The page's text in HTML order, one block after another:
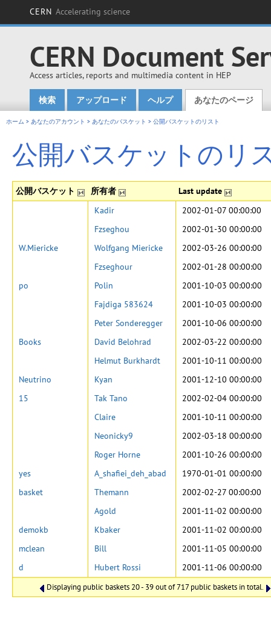
CERN Accelerating science
CERN Document
Access articles, reports and multimedia content in HEP
Main menu
検索 アップロード ヘルプ あなたのページ
ホーム > あなたのアカウント > あなたのバスケット > 公開バスケットのリスト
公開バスケットのリ
公開バスケット 所有者 Last update
Displaying public baskets 20 - 39 out of 717 public baskets in total.
Kadir
2002-01-07 00:00:00
Fzseghou
2002-01-30 00:00:00
W.Miericke
Wolfgang Miericke
2002-03-26 00:00:00
Fzseghour
2002-01-28 00:00:00
po
Polin
2001-10-03 00:00:00
Fajdiga 583624
2001-10-03 00:00:00
Peter Sonderegger
2001-10-06 00:00:00
Books
David Belohrad
2002-03-22 00:00:00
Helmut Burkhardt
2001-10-11 00:00:00
Neutrino
Kyan
2001-12-10 00:00:00
15
Tak Tano
2002-02-04 00:00:00
Claire
2001-10-11 00:00:00
Neonicky9
2002-03-18 00:00:00
Roger Horne
2001-10-26 00:00:00
yes
A_shafiei_deh_abad
1970-01-01 00:00:00
basket
Themann
2002-02-27 00:00:00
Agold
2001-11-02 00:00:00
demokb
Kbaker
2001-11-02 00:00:00
mclean
Bill
2001-11-05 00:00:00
d
Hubert Rossi 2001-11-06 00:00:00